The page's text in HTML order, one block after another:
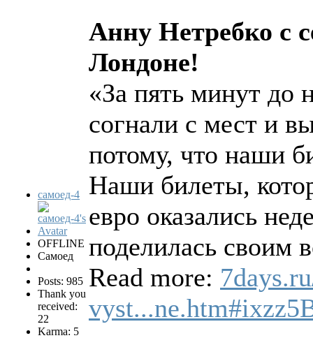
самоед-4
OFFLINE
Самоед
Posts: 985
Thank you
received:
22
Karma: 5
Анну Нетребко с
Лондоне!
«За пять минут до
согнали с мест и
потому, что наши
Наши билеты,
евро оказались
поделилась своим
Read more: